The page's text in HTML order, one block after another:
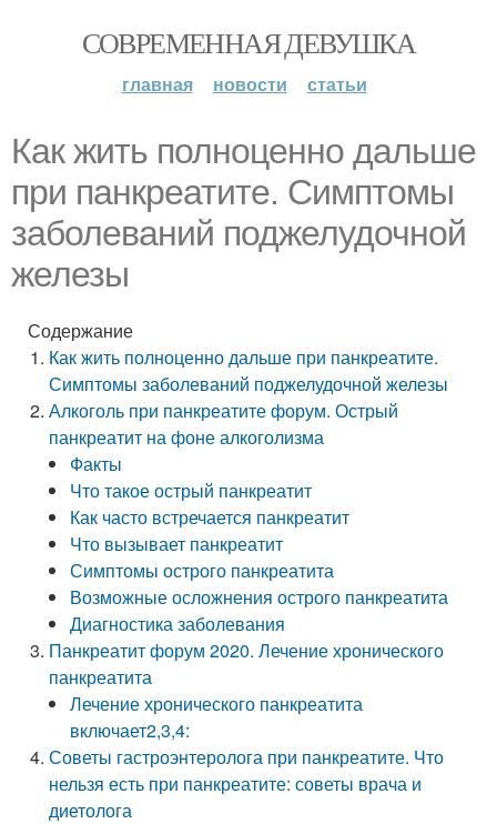
СОВРЕМЕННАЯ ДЕВУШКА
главная новости статьи
Как жить полноценно дальше
при панкреатите. Симптомы
заболеваний поджелудочной
железы
Содержание
Как жить полноценно дальше при панкреатите.
Симптомы заболеваний поджелудочной железы
Алкоголь при панкреатите форум. Острый
панкреатит на фоне алкоголизма
Факты
Что такое острый панкреатит
Как часто встречается панкреатит
Что вызывает панкреатит
Симптомы острого панкреатита
Возможные осложнения острого панкреатита
Диагностика заболевания
Панкреатит форум 2020. Лечение хронического
панкреатита
Лечение хронического панкреатита
включает2,3,4:
Советы гастроэнтеролога при панкреатите. Что
нельзя есть при панкреатите: советы врача и
диетолога